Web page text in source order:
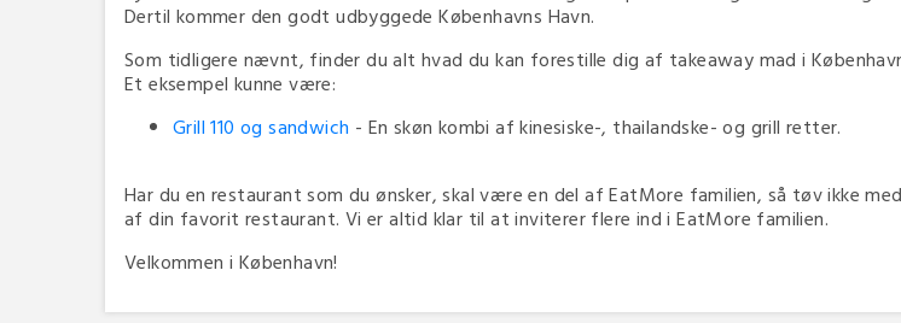
Dertil kommer den godt udbyggede Københavns Havn.
Som tidligere nævnt, finder du alt hvad du kan forestille dig af takeaway mad i
Et eksempel kunne være:
Grill 110 og sandwich - En skøn kombi af kinesiske-, thailandske- og grill retter.
Har du en restaurant som du ønsker, skal være en del af EatMore familien, så tøv ikke
af din favorit restaurant. Vi er altid klar til at inviterer flere ind i EatMore familien.
Velkommen i København!